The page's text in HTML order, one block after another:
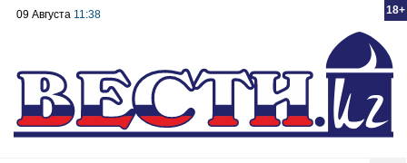
18+
09 Августа 11:38